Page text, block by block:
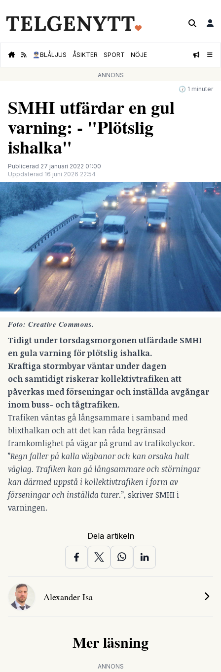
👮🏻‍♂️BLÅLJUS ÅSIKTER SPORT NÖJE
ANNONS
🕝 1 minuter
SMHI utfärdar en gul
varning: - "Plötslig
ishalka"
Publicerad 27 januari 2022 01:00
Uppdaterad 16 juni 2026 22:54
Foto: Creative Commons.
Tidigt under torsdagsmorgonen utfärdade SMHI
en gula varning för plötslig ishalka.
Kraftiga stormbyar väntar under dagen
och samtidigt riskerar kollektivtrafiken att
påverkas med förseningar och inställda avgångar
inom buss- och tågtrafiken.
Trafiken väntas gå långsammare i samband med
blixthalkan och att det kan råda begränsad
framkomlighet på vägar på grund av trafikolyckor.
”Regn faller på kalla vägbanor och kan orsaka halt
väglag. Trafiken kan gå långsammare och störningar
kan därmed uppstå i kollektivtrafiken i form av
förseningar och inställda turer.”, skriver SMHI i
varningen.
Dela artikeln
Alexander Isa
Mer läsning
ANNONS